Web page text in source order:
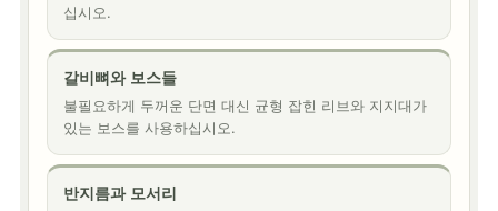
십시오.
갈비뼈와 보스들
불필요하게 두꺼운 단면 대신 균형 잡힌 리브와 지지대가
있는 보스를 사용하십시오.
반지름과 모서리